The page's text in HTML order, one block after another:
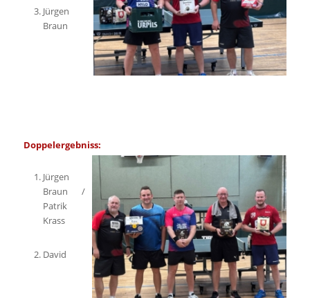
Jürgen
Braun
Doppelergebniss:
Jürgen
Braun /
Patrik
Krass
David